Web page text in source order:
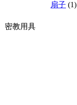
扇子 (1)
密教用具